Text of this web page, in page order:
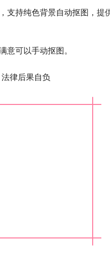
支持纯色背景自动抠图，提
意可以手动抠图。
律后果自负